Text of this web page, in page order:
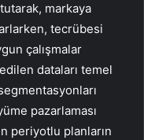
markaya
tecrübesi
çalışmalar
dataları temel
pazarlaması
periyotlu planların